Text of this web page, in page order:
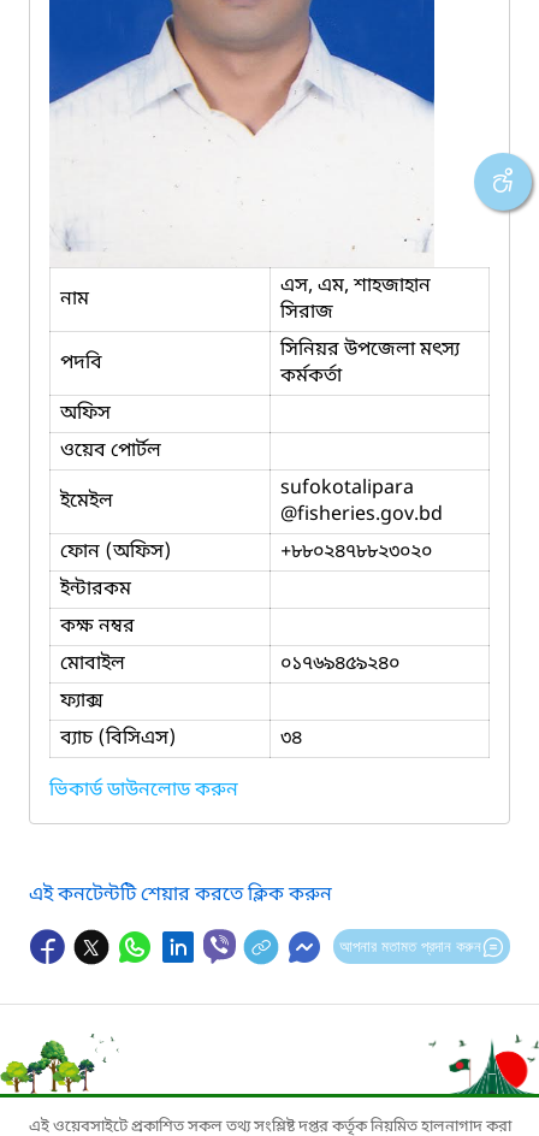
নাম
এস, এম, শাহজাহান
সিরাজ
পদবি
সিনিয়র উপজেলা মৎস্য
কর্মকর্তা
অফিস
ওয়েব পোর্টল
ইমেইল
sufokotalipara
@fisheries.gov.bd
ফোন (অফিস)
+৮৮০২৪৭৮৮২৩০২০
ইন্টারকম
কক্ষ নম্বর
মোবাইল
০১৭৬৯৪৫৯২৪০
ফ্যাক্স
ব্যাচ (বিসিএস)
৩৪
ভিকার্ড ডাউনলোড করুন
এই কনটেন্টটি শেয়ার করতে ক্লিক করুন
আপনার মতামত প্রদান করুন
এই ওয়েবসাইটে প্রকাশিত সকল তথ্য সংশ্লিষ্ট দপ্তর কর্তৃক নিয়মিত হালনাগাদ করা